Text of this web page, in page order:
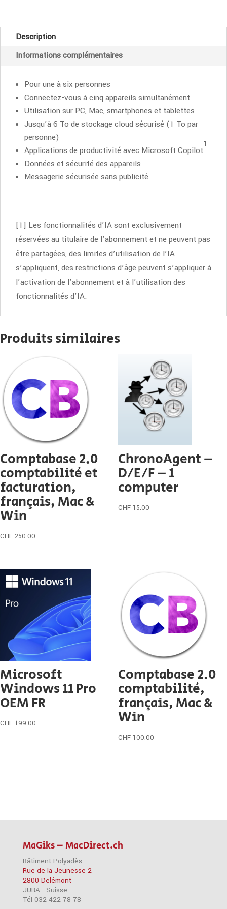
1
Description
Informations complémentaires
Pour une à six personnes
Connectez-vous à cinq appareils simultanément
Utilisation sur PC, Mac, smartphones et tablettes
Jusqu’à 6 To de stockage cloud sécurisé (1 To par
personne)
Applications de productivité avec Microsoft Copilot
1
Données et sécurité des appareils
Messagerie sécurisée sans publicité
[1] Les fonctionnalités d’IA sont exclusivement
réservées au titulaire de l’abonnement et ne peuvent pas
être partagées, des limites d’utilisation de l’IA
s’appliquent, des restrictions d’âge peuvent s’appliquer à
l’activation de l’abonnement et à l’utilisation des
fonctionnalités d’IA.
Produits similaires
Comptabase 2.0
comptabilité et
facturation,
français, Mac &
Win
CHF 250.00
ChronoAgent –
D/E/F – 1
computer
CHF 15.00
Microsoft
Windows 11 Pro
OEM FR
CHF 199.00
Comptabase 2.0
comptabilité,
français, Mac &
Win
CHF 100.00
MaGiks – MacDirect.ch
Bâtiment Polyadès
Rue de la Jeunesse 2
2800 Delémont
JURA - Suisse
Tél 032 422 78 78